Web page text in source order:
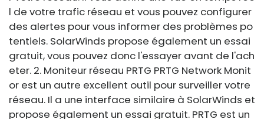
l de votre trafic réseau et vous pouvez configurer
des alertes pour vous informer des problèmes po
tentiels. SolarWinds propose également un essai
gratuit, vous pouvez donc l'essayer avant de l'ach
eter. 2. Moniteur réseau PRTG PRTG Network Monit
or est un autre excellent outil pour surveiller votre
réseau. Il a une interface similaire à SolarWinds et
propose également un essai gratuit. PRTG est un